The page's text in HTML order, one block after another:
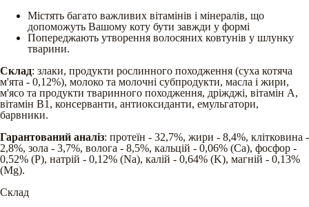
Містять багато важливих вітамінів і мінералів, що
допоможуть Вашому коту бути завжди у формі
Попереджають утворення волосяних ковтунів у шлунку
тварини.
Склад: злаки, продукти рослинного походження (суха котяча
м'ята - 0,12%), молоко та молочні субпродукти, масла і жири,
м'ясо та продукти тваринного походження, дріжджі, вітамін А,
вітамін В1, консерванти, антиоксиданти, емульгатори,
барвники.
Гарантований аналіз: протеїн - 32,7%, жири - 8,4%, клітковина -
2,8%, зола - 3,7%, волога - 8,5%, кальцій - 0,06% (Ca), фосфор -
0,52% (P), натрій - 0,12% (Na), калій - 0,64% (K), магній - 0,13%
(Mg).
Склад